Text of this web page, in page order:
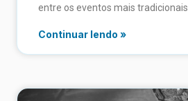
entre os eventos mais tradicionais
Continuar lendo »